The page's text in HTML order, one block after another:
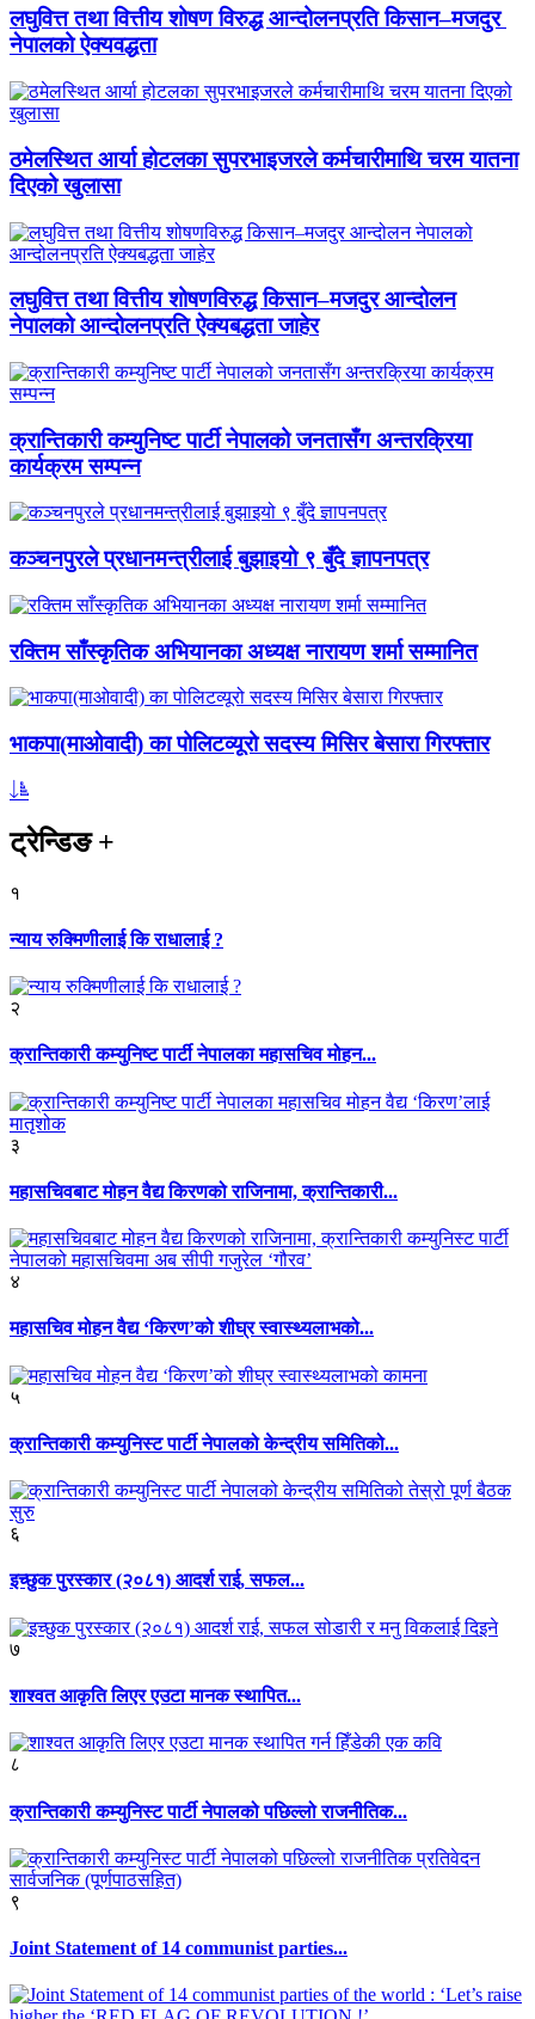
लघुवित्त तथा वित्तीय शोषण विरुद्ध आन्दोलनप्रति किसान–मजदुर
नेपालको ऐक्यवद्धता
ठमेलस्थित आर्या होटलका सुपरभाइजरले कर्मचारीमाथि चरम यातना
दिएको खुलासा
लघुवित्त तथा वित्तीय शोषणविरुद्ध किसान–मजदुर आन्दोलन
नेपालको आन्दोलनप्रति ऐक्यबद्धता जाहेर
क्रान्तिकारी कम्युनिष्ट पार्टी नेपालको जनतासँग अन्तरक्रिया
कार्यक्रम सम्पन्न
कञ्चनपुरले प्रधानमन्त्रीलाई बुझाइयो ९ बुँदे ज्ञापनपत्र
रक्तिम साँस्कृतिक अभियानका अध्यक्ष नारायण शर्मा सम्मानित
भाकपा(माओवादी) का पोलिटव्यूरो सदस्य मिसिर बेसारा गिरफ्तार
ट्रेन्डिङ+
१
न्याय रुक्मिणीलाई कि राधालाई ?
२
क्रान्तिकारी कम्युनिष्ट पार्टी नेपालका महासचिव मोहन...
३
महासचिवबाट मोहन वैद्य किरणको राजिनामा, क्रान्तिकारी...
४
महासचिव मोहन वैद्य ‘किरण’को शीघ्र स्वास्थ्यलाभको...
५
क्रान्तिकारी कम्युनिस्ट पार्टी नेपालको केन्द्रीय समितिको...
६
इच्छुक पुरस्कार (२०८१) आदर्श राई, सफल...
७
शाश्वत आकृति लिएर एउटा मानक स्थापित...
८
क्रान्तिकारी कम्युनिस्ट पार्टी नेपालको पछिल्लो राजनीतिक...
९
Joint Statement of 14 communist parties...